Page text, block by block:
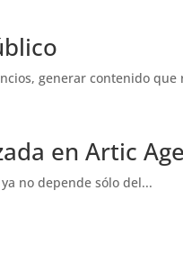
generar contenido que
en Artic
no depende sólo del...